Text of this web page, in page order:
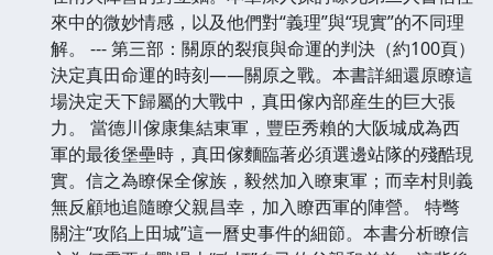
來中的微妙情感，以及他們對“義理”與“現實”的不同理
解。 --- 第三部：關原的裂痕與命運的判決（約100頁）
決定真田命運的時刻——關原之戰。本書詳細還原瞭這
場決定天下歸屬的大戰中，真田傢內部産生的巨大張
力。 當德川傢康集結東軍，豐臣秀賴的大阪城成為西
軍的最後堡壘時，真田傢麵臨著必須選邊站隊的殘酷現
實。信之為瞭保全傢族，毅然加入瞭東軍；而幸村則義
無反顧地追隨瞭父親昌幸，加入瞭西軍的陣營。 特彆
關注“攻陷上田城”這一曆史事件的細節。本書分析瞭信